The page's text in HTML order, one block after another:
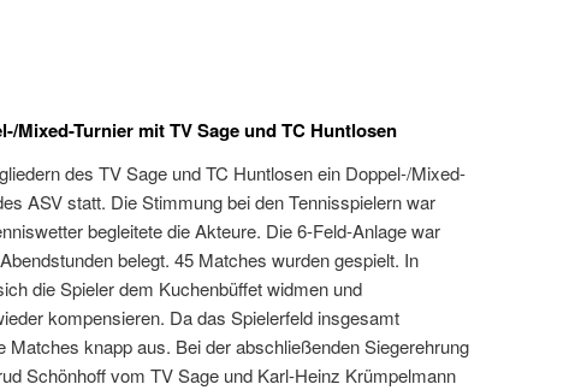
Mixed-Turnier mit TV Sage und TC Huntlosen
des TV Sage und TC Huntlosen ein Doppel-/Mixed-
ASV statt. Die Stimmung bei den Tennisspielern war
begleitete die Akteure. Die 6-Feld-Anlage war
belegt. 45 Matches wurden gespielt. In
die Spieler dem Kuchenbüffet widmen und
kompensieren. Da das Spielerfeld insgesamt
Matches knapp aus. Bei der abschließenden Siegerehrung
Schönhoff vom TV Sage und Karl-Heinz Krümpelmann